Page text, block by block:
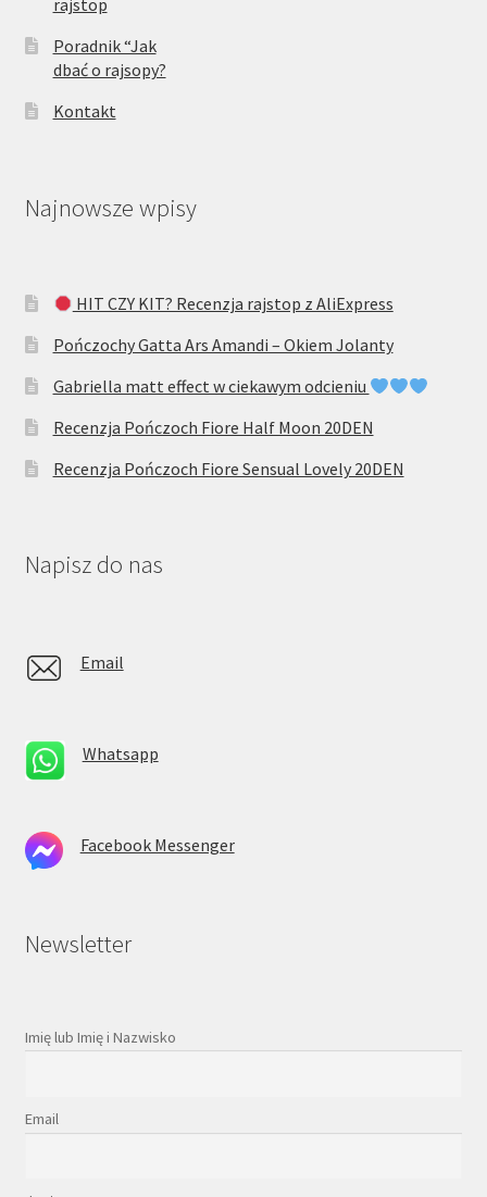
rajstop
Poradnik “Jak
dbać o rajsopy?
Kontakt
Najnowsze wpisy
HIT CZY KIT? Recenzja rajstop z AliExpress
Pończochy Gatta Ars Amandi – Okiem Jolanty
Gabriella matt effect w ciekawym odcieniu
Recenzja Pończoch Fiore Half Moon 20DEN
Recenzja Pończoch Fiore Sensual Lovely 20DEN
Napisz do nas
Email
Whatsapp
Facebook Messenger
Newsletter
Imię lub Imię i Nazwisko
Email